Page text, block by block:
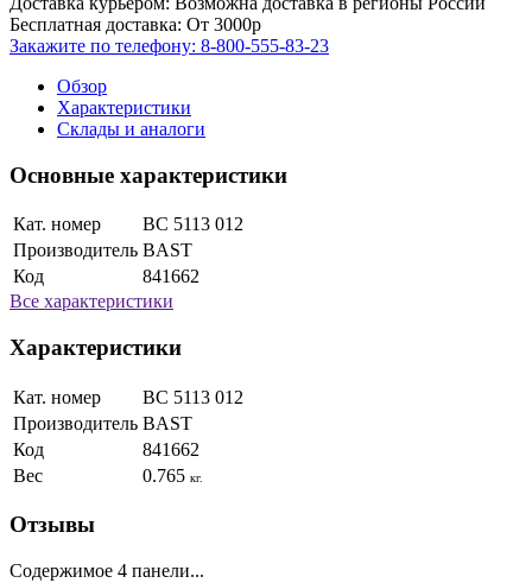
Бесплатная доставка: От 3000р
Закажите по телефону: 8-800-555-83-23
Обзор
Характеристики
Склады и аналоги
Основные характеристики
Кат. номер
BC 5113 012
Производитель BAST
Код
841662
Все характеристики
Характеристики
Кат. номер
BC 5113 012
Производитель BAST
Код
841662
Вес
0.765 кг.
Отзывы
Содержимое 4 панели...